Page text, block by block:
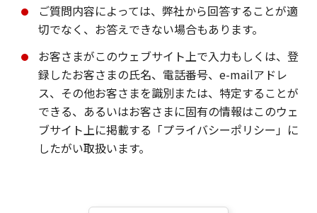
ご質問内容によっては、弊社から回答することが適
切でなく、お答えできない場合もあります。
お客さまがこのウェブサイト上で入力もしくは、登
録したお客さまの氏名、電話番号、e-mailアドレ
ス、その他お客さまを識別または、特定することが
できる、あるいはお客さまに固有の情報はこのウェ
ブサイト上に掲載する「プライバシーポリシー」に
したがい取扱います。